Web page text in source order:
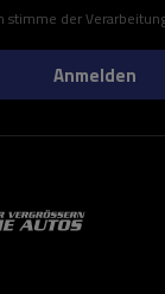
Kontaktformular enthaltenen personenbezogenen Daten gemäß
Anmelden